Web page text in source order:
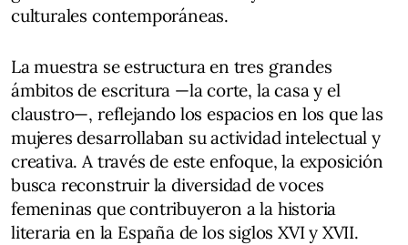
culturales contemporáneas.
La muestra se estructura en tres grandes
ámbitos de escritura —la corte, la casa y el
claustro—, reflejando los espacios en los que las
mujeres desarrollaban su actividad intelectual y
creativa. A través de este enfoque, la exposición
busca reconstruir la diversidad de voces
femeninas que contribuyeron a la historia
literaria en la España de los siglos XVI y XVII.